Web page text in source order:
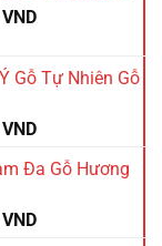
VNDGiá
là:
Gỗ Tự Nhiên Gỗ
VNDGiá
tại
1.392.000 VND.
Đa Gỗ Hương
VNDGiá